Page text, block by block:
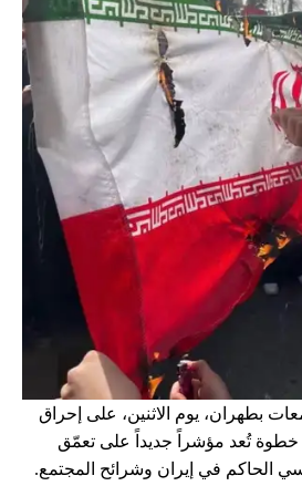
بطهران، يوم الاثنين، على إحراق
خطوة تُعد مؤشراً جديداً على تعمّق
الحاكم في إيران وشرائح المجتمع.